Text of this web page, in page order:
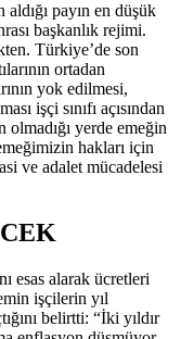
payın en düşük
başkanlık rejimi.
Türkiye’de son
ortadan
yok edilmesi,
işçi sınıfı açısından
yerde emeğin
hakları için
ve adalet mücadelesi
esas alarak ücretleri
işçilerin yıl
belirtti: “İki yıldır